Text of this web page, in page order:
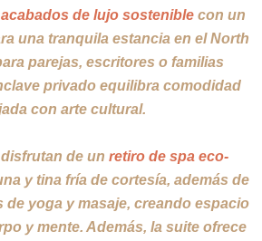
acabados de lujo sosteniblecon un
una tranquila estancia en el North
parejas, escritores o familias
privado equilibra comodidad
con arte cultural.
de un retiro de spa eco-
y tina fría de cortesía, además de
de yoga y masaje, creando espacio
y mente. Además, la suite ofrece